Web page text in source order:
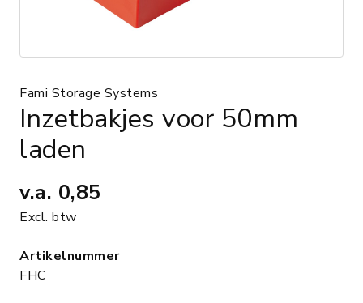
Fami Storage Systems
Inzetbakjes voor 50mm
laden
v.a. 0,85
Excl. btw
Artikelnummer
FHC